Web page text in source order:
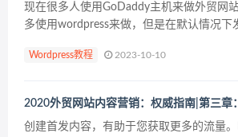
现在很多人使用GoDaddy主机来做外贸网
多使用wordpress来做，但是在默认情况下
线路，加CDN，选机房。当然这些肯定有用
Wordpress教程 2023-10-10
2020外贸网站内容营销：权威指南|第三章
创建首发内容，有助于您获取更多的流量。